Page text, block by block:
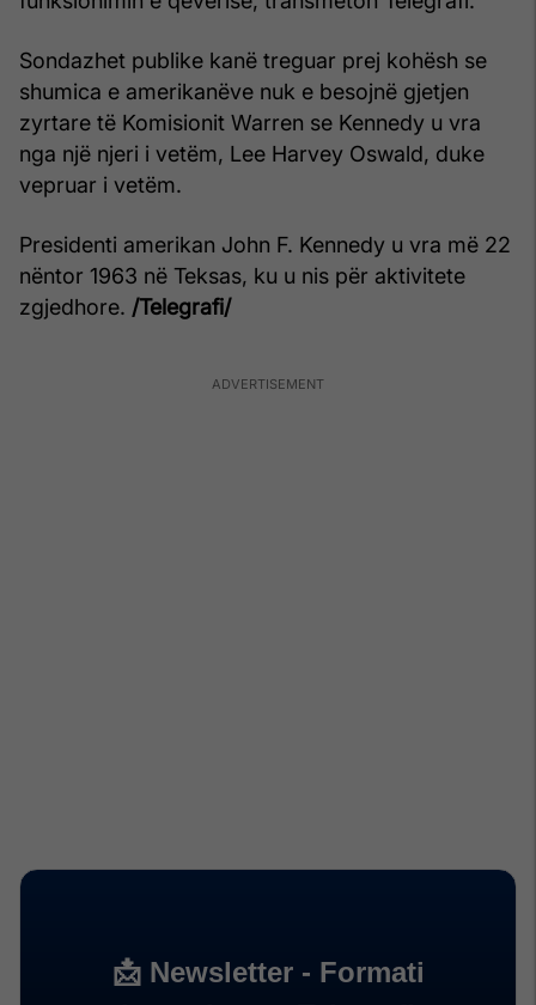
Sondazhet publike kanë treguar prej kohësh se
shumica e amerikanëve nuk e besojnë gjetjen
zyrtare të Komisionit Warren se Kennedy u vra
nga një njeri i vetëm, Lee Harvey Oswald, duke
vepruar i vetëm.
Presidenti amerikan John F. Kennedy u vra më 22
nëntor 1963 në Teksas, ku u nis për aktivitete
zgjedhore. /Telegrafi/